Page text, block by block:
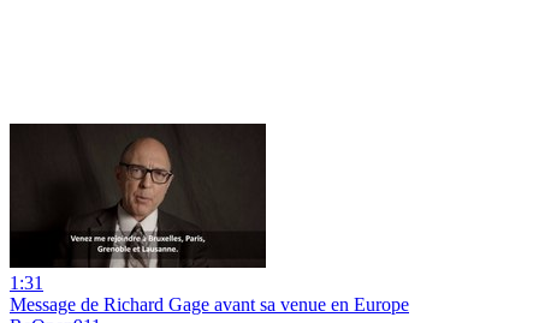
1:31
Message de Richard Gage avant sa venue en Europe